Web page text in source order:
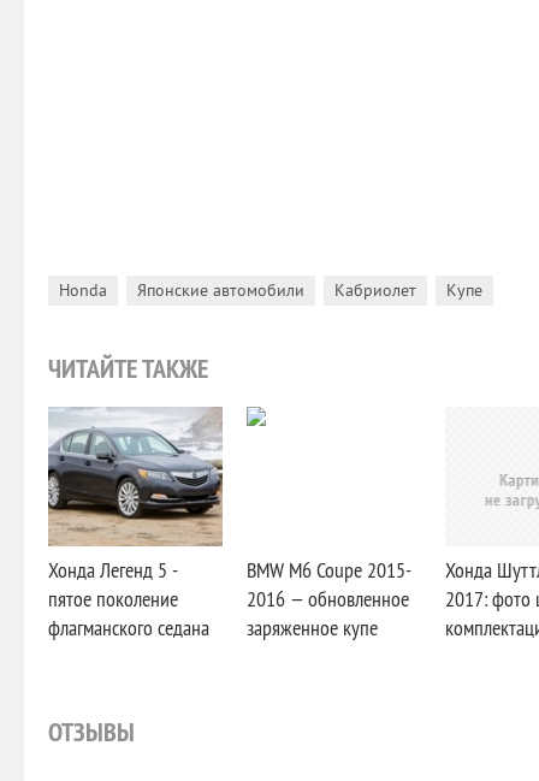
Honda Японские автомобили Кабриолет Купе
ЧИТАЙТЕ ТАКЖЕ
Хонда Легенд 5 -
пятое поколение
флагманского седана
BMW M6 Coupe 2015-
2016 — обновленное
заряженное купе
Хонда
2017: фото
ОТЗЫВЫ